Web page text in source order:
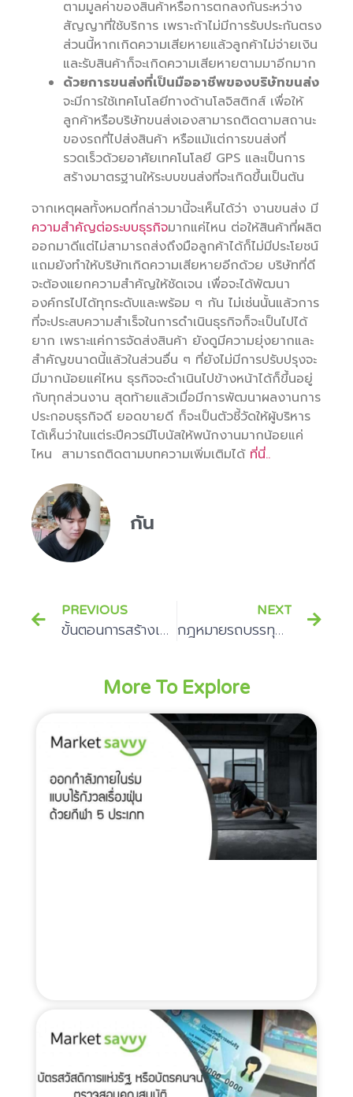
ตามมูลค่าของสินค้าหรือการตกลงกันระหว่าง
สัญญาที่ใช้บริการ เพราะถ้าไม่มีการรับประกันตรง
ส่วนนี้หากเกิดความเสียหายแล้วลูกค้าไม่จ่ายเงิน
และรับสินค้าก็จะเกิดความเสียหายตามมาอีกมาก
ด้วยการขนส่งที่เป็นมืออาชีพของบริษัทขนส่ง
จะมีการใช้เทคโนโลยีทางด้านโลจิสติกส์ เพื่อให้
ลูกค้าหรือบริษัทขนส่งเองสามารถติดตามสถานะ
ของรถที่ไปส่งสินค้า หรือแม้แต่การขนส่งที่
รวดเร็วด้วยอาศัยเทคโนโลยี GPS และเป็นการ
สร้างมาตรฐานให้ระบบขนส่งที่จะเกิดขึ้นเป็นต้น
จากเหตุผลทั้งหมดที่กล่าวมานี้จะเห็นได้ว่า งานขนส่ง มี
ความสำคัญต่อระบบธุรกิจมากแค่ไหน ต่อให้สินค้าที่ผลิต
ออกมาดีแต่ไม่สามารถส่งถึงมือลูกค้าได้ก็ไม่มีประโยชน์
แถมยังทำให้บริษัทเกิดความเสียหายอีกด้วย บริษัทที่ดี
จะต้องแยกความสำคัญให้ชัดเจน เพื่อจะได้พัฒนา
องค์กรไปได้ทุกระดับและพร้อม ๆ กัน ไม่เช่นนั้นแล้วการ
ที่จะประสบความสำเร็จในการดำเนินธุรกิจก็จะเป็นไปได้
ยาก เพราะแค่การจัดส่งสินค้า ยังดูมีความยุ่งยากและ
สำคัญขนาดนี้แล้วในส่วนอื่น ๆ ที่ยังไม่มีการปรับปรุงจะ
มีมากน้อยแค่ไหน ธุรกิจจะดำเนินไปข้างหน้าได้ก็ขึ้นอยู่
กับทุกส่วนงาน สุดท้ายแล้วเมื่อมีการพัฒนาผลงานการ
ประกอบธุรกิจดี ยอดขายดี ก็จะเป็นตัวชี้วัดให้ผู้บริหาร
ได้เห็นว่าในแต่ระปีควรมีโบนัสให้พนักงานมากน้อยแค่
ไหน สามารถติดตามบทความเพิ่มเติมได้ ที่นี่..
กัน
PREVIOUS
ขั้นตอนการสร้างเว็บไซต์ด้วย WordPress
NEXT
กฎหมายรถบรรทุก และสิ่งที่จำเป็นต้องรู้
More To Explore